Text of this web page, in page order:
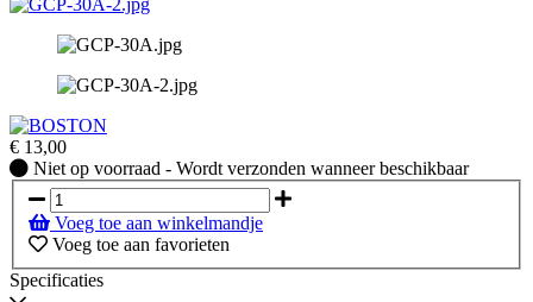
€ 13,00
Niet
op
voorraad
-
Wordt
verzonden
Niet op voorraad - Wordt verzonden wanneer beschikbaar
Voeg toe aan winkelmandje
Voeg toe aan favorieten
Specificaties